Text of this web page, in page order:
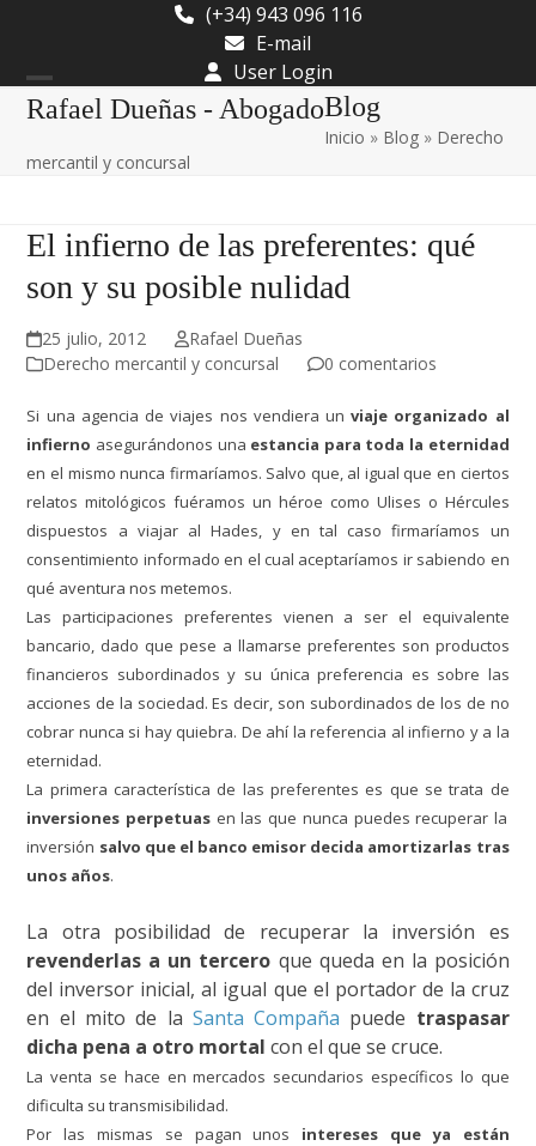
content
(+34) 943 096 116
E-mail
User Login
Rafael Dueñas - Abogado
Open
Close
Blog
Inicio » Blog » Derecho
mercantil y concursal
El infierno de las preferentes: qué
son y su posible nulidad
25 julio, 2012
Rafael Dueñas
Derecho mercantil y concursal
0 comentarios
Si una agencia de viajes nos vendiera unviaje organizado al
infierno asegurándonos una estancia para toda la eternidad
en el mismo nunca firmaríamos. Salvo que, al igual que en ciertos
relatos mitológicos fuéramos un héroe como Ulises o Hércules
dispuestos a viajar al Hades, y en tal caso firmaríamos un
consentimiento informado en el cual aceptaríamos ir sabiendo en
qué aventura nos metemos.
Las participaciones preferentes vienen a ser el equivalente
bancario, dado que pese a llamarse preferentes son productos
financieros subordinados y su única preferencia es sobre las
acciones de la sociedad. Es decir, son subordinados de los de no
cobrar nunca si hay quiebra. De ahí la referencia al infierno y a la
eternidad.
La primera característica de las preferentes es que se trata de
inversiones perpetuas en las que nunca puedes recuperar la
inversión salvo que el banco emisor decida amortizarlas tras
unos años.
La otra posibilidad de recuperar la inversión es
revenderlas a un tercero que queda en la posición
del inversor inicial, al igual que el portador de la cruz
en el mito de la Santa Compaña puede traspasar
dicha pena a otro mortal con el que se cruce.
La venta se hace en mercados secundarios específicos lo que
dificulta su transmisibilidad.
Por las mismas se pagan unos intereses que ya están